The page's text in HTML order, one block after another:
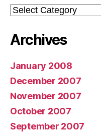
Categories
Archives
January 2008
December 2007
November 2007
October 2007
September 2007